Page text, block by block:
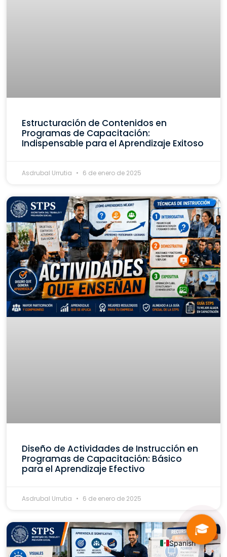
Estructuración de Contenidos en
Programas de Capacitación:
Indispensable para el Aprendizaje Exitoso
Asdrubal Urrutia 6 de enero de 2025
Diseño de Actividades de Instrucción en
Programas de Capacitación: Básico
para el Aprendizaje Efectivo
Asdrubal Urrutia 6 de enero de 2025
🎓
Spanish